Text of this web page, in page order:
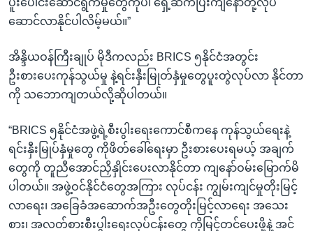
ဆောင်လာနိုင်ပါလိမ့်မယ်။”
အိန္ဒိယဝန်ကြီးချုပ် မိုဒီကလည်း BRICS ၅နိုင်ငံအတွင်း
ဦးစားပေးကုန်သွယ်မှု နဲ့ရင်းနှီးမြုတ်နှံမှုတွေပူးတွဲလုပ်လာ နိုင်တာ
ကို သဘောကျတယ်လို့ဆိုပါတယ်။
“BRICS ၅နိုင်ငံအဖွဲ့ရဲ့စီးပွါးရေးကောင်စီကနေ ကုန်သွယ်ရေးနဲ့
ရင်းနှီးမြုပ်နှံမှုတွေ ကိုဖိတ်ခေါ်ရေးမှာ ဦးစားပေးရမယ့် အချက်
တွေကို တူညီအောင်ညှိနှိုင်းပေးလာနိုင်တာ ကျနော်ဝမ်းမြောက်မိ
ပါတယ်။ အဖွဲ့ဝင်နိုင်ငံတွေအကြား လုပ်ငန်း ကျွမ်းကျင်မှုတိုးမြင့်
လာရေး၊ အခြေခံအဆောက်အဦးတွေတိုးမြင့်လာရေး အသေး
စား၊ အလတ်စားစီးပွါးရေးလုပ်ငန်းတွေ ကိုမြင့်တင်ပေးဖို့နဲ့ အင်